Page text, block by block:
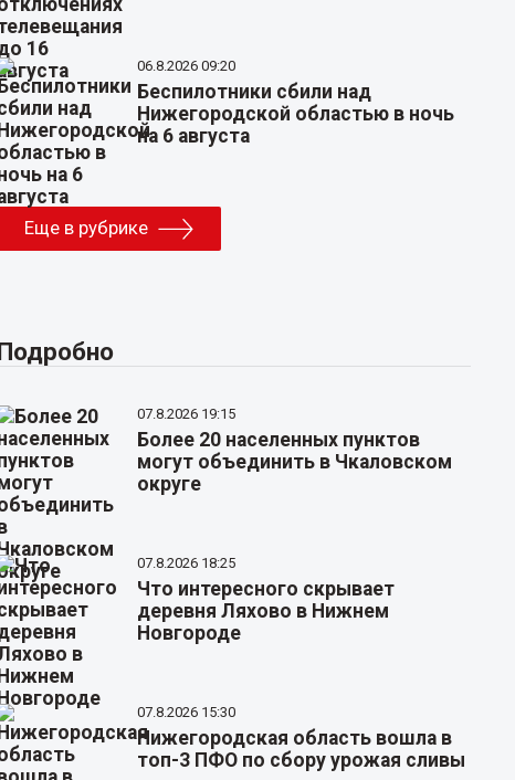
06.8.2026 09:20
Беспилотники сбили над
Нижегородской областью в ночь
на 6 августа
Еще в рубрике
07.8.2026 19:15
Более 20 населенных пунктов
могут объединить в Чкаловском
округе
07.8.2026 18:25
Что интересного скрывает
деревня Ляхово в Нижнем
Новгороде
07.8.2026 15:30
Нижегородская область вошла в
топ-3 ПФО по сбору урожая сливы